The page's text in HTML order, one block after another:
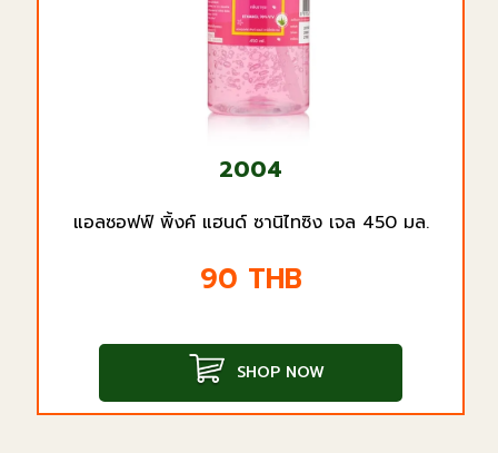
2004
แอลซอฟฟ์ พิ้งค์ แฮนด์ ซานิไทซิง เจล 450 มล.
90 THB
SHOP NOW